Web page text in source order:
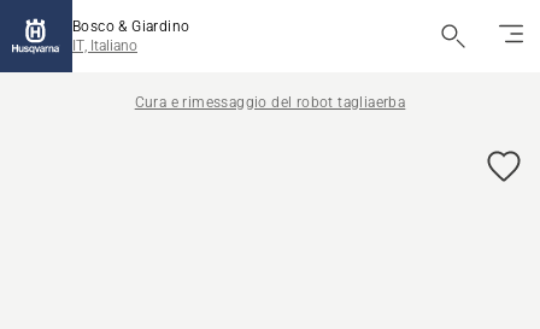
Bosco & Giardino
IT, Italiano
Cura e rimessaggio del robot tagliaerba